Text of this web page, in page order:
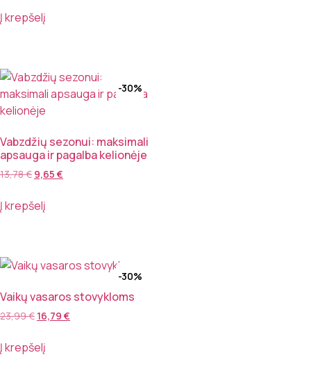
Į krepšelį
-30%
Vabzdžių sezonui: maksimali
apsauga ir pagalba kelionėje
13,78€ 9,65 €
Į krepšelį
-30%
Vaikų vasaros stovykloms
23,99€ 16,79 €
Į krepšelį